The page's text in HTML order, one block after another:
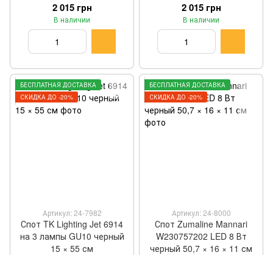
2 015 грн
В наличии
2 015 грн
В наличии
БЕСПЛАТНАЯ ДОСТАВКА
СКИДКА ДО -20%
Артикул: 24-7982
Спот TK Lighting Jet 6914
на 3 лампы GU10 черный
15 × 55 см
БЕСПЛАТНАЯ ДОСТАВКА
СКИДКА ДО -20%
Артикул: 24-8000
Спот Zumaline Mannari
W230757202 LED 8 Вт
черный 50,7 × 16 × 11 см